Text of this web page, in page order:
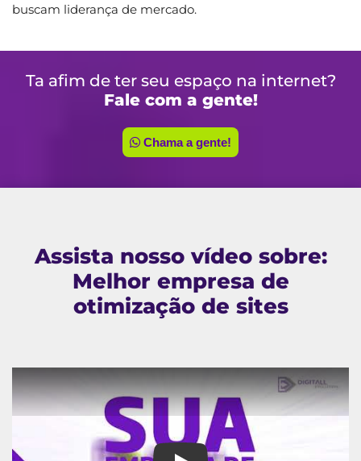
buscam liderança de mercado.
Ta afim de ter seu espaço na internet?
Fale com a gente!
Chama a gente!
Assista nosso vídeo sobre:
Melhor empresa de
otimização de sites